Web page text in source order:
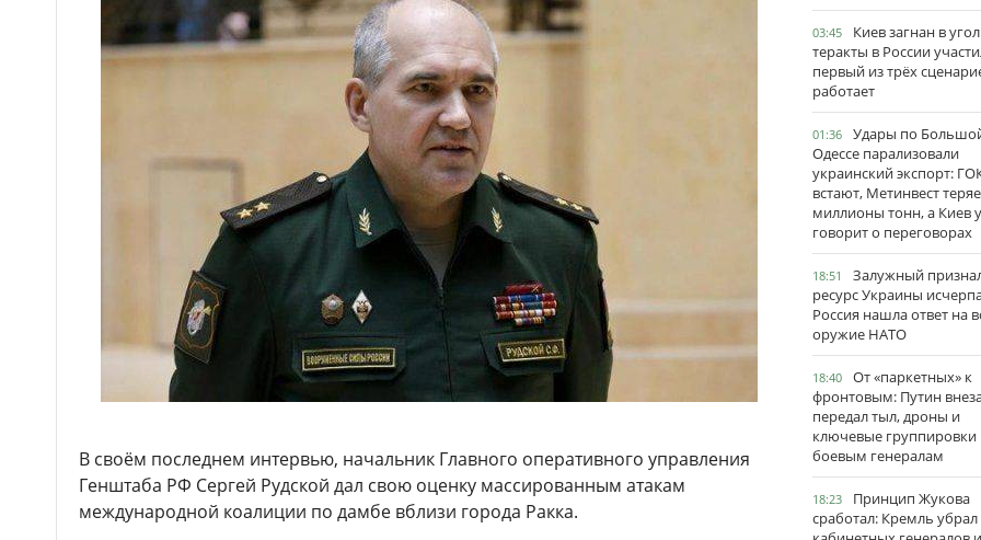
В своём последнем интервью, начальник Главного оперативного управления
Генштаба РФ Сергей Рудской дал свою оценку массированным атакам
международной коалиции по дамбе вблизи города Ракка.
03:45
Киев загнан в
теракты в России
первый из трёх
работает
01:36
Удары по
Одессе парализовали
украинский экспорт:
встают, Метинвест
миллионы тонн, а Киев
говорит о переговорах
18:51
Залужный
ресурс Украины
Россия нашла ответ на
оружие НАТО
18:40
От «паркетных» к
фронтовым: Путин
передал тыл, дроны и
ключевые группировки
боевым генералам
18:23
Принцип Жукова
сработал: Кремль убрал